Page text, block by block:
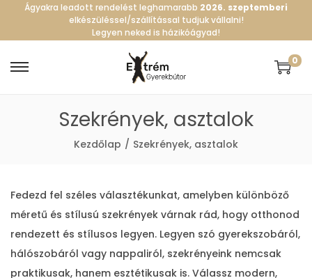
Ágyakra leadott rendelést leghamarabb 2026. szeptemberi
elkészüléssel/szállítással tudjuk vállalni!
Legyen neked is házikóágyad!
S
i
n
a
v
i
g
S
i
c
o
n
t
e
0
Szekrények, asztalok
Kezdőlap / Szekrények, asztalok
Fedezd fel széles választékunkat, amelyben különböző
méretű és stílusú szekrények várnak rád, hogy otthonod
rendezett és stílusos legyen. Legyen szó gyerekszobáról,
hálószobáról vagy nappaliról, szekrényeink nemcsak
praktikusak, hanem esztétikusak is. Válassz modern,